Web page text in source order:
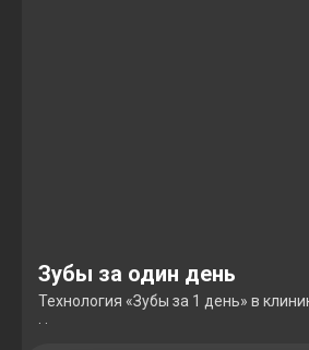
Зубы за один день
Технология «Зубы за 1 день» в